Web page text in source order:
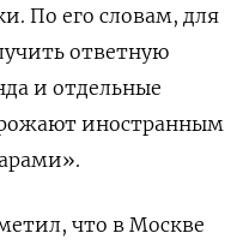
По его словам, для
ответную
и отдельные
иностранным
что в Москве